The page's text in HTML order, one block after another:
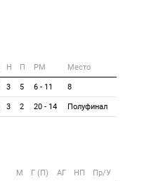
Н П РМ Место
3 5 6 - 11 8
3 2 20 - 14 Полуфинал
М Г (П) АГ НП Пр/У